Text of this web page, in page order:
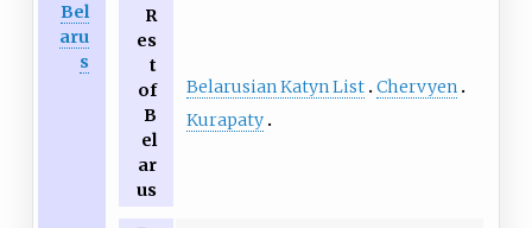
Bel
aru
s
R
es
t
of
B
el
ar
us
Belarusian Katyn List Chervyen
Kurapaty